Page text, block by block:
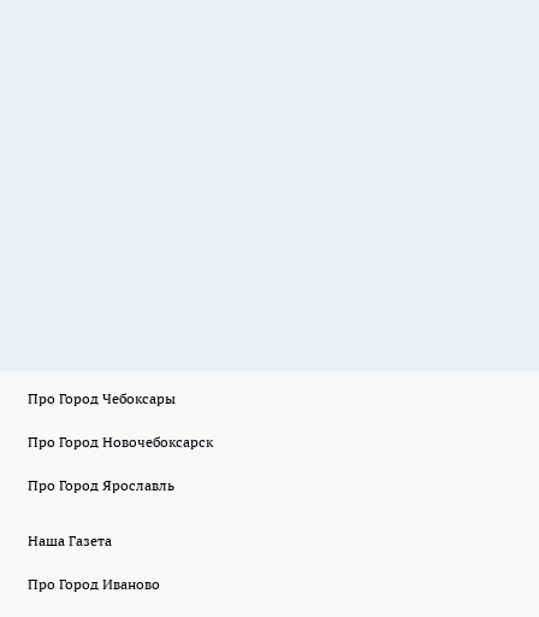
Про Город Чебоксары
Про Город Новочебоксарск
Про Город Ярославль
Наша Газета
Про Город Иваново